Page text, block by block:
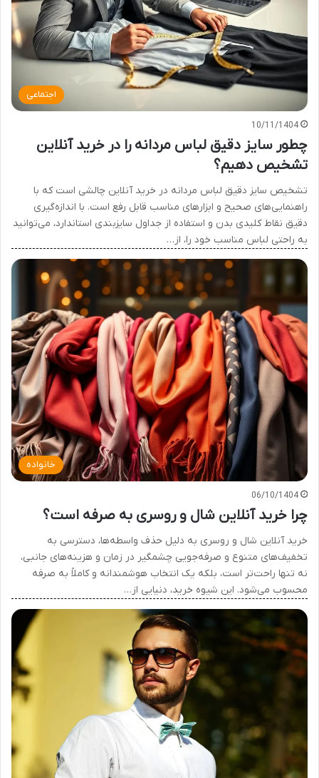
اجتماعی
10/11/1404
چطور سایز دقیق لباس مردانه را در خرید آنلاین
تشخیص دهیم؟
تشخیص سایز دقیق لباس مردانه در خرید آنلاین چالشی است که با
راهنمایی‌های صحیح و ابزارهای مناسب قابل رفع است. با اندازه‌گیری
دقیق نقاط کلیدی بدن و استفاده از جداول سایزبندی استاندارد، می‌توانید
به راحتی لباس مناسب خود را، از…
خانواده
06/10/1404
چرا خرید آنلاین شال و روسری به صرفه است؟
خرید آنلاین شال و روسری به دلیل حذف واسطه‌ها، دسترسی به
تخفیف‌های متنوع و صرفه‌جویی چشمگیر در زمان و هزینه‌های جانبی،
نه تنها راحت‌تر است، بلکه یک انتخاب هوشمندانه و کاملاً به صرفه
محسوب می‌شود. این شیوه خرید، دنیایی از…